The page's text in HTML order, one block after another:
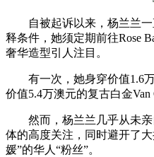
自被起诉以来，杨兰兰一
释条件，她须定期前往Rose
奢华造型引人注目。
有一次，她身穿价值1.6万
价值5.4万澳元的复古白金Van
然而，杨兰兰几乎从未亲
体的高度关注，同时避开了
媛”的华人“粉丝”。